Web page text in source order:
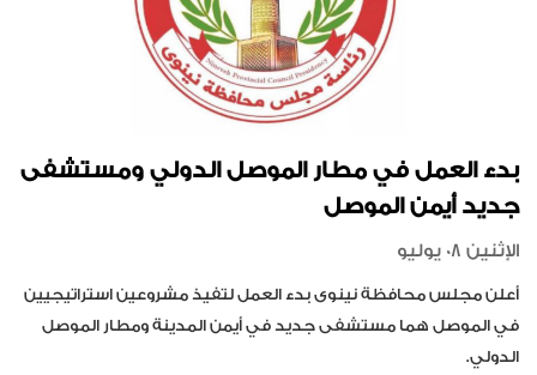
بدء العمل في مطار الموصل الدولي ومستشفى
جديد أيمن الموصل
الإثنين 08 يوليو
أعلن مجلس محافظة نينوى بدء العمل لتفيذ مشروعين استراتيجيين
في الموصل هما مستشفى جديد في أيمن المدينة ومطار الموصل
الدولي.